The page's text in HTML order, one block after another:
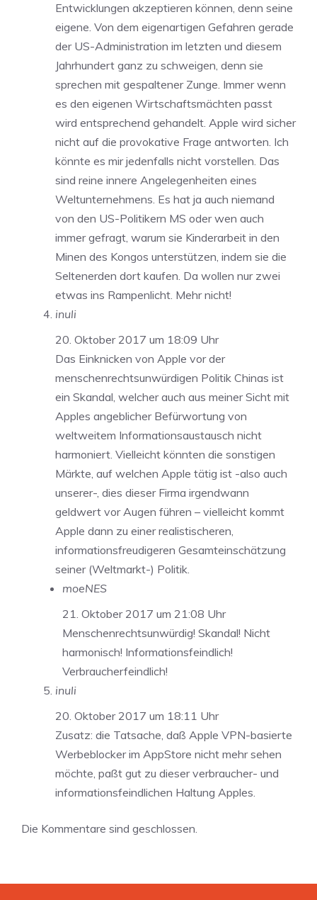
Entwicklungen akzeptieren können, denn seine
eigene. Von dem eigenartigen Gefahren gerade
der US-Administration im letzten und diesem
Jahrhundert ganz zu schweigen, denn sie
sprechen mit gespaltener Zunge. Immer wenn
es den eigenen Wirtschaftsmächten passt
wird entsprechend gehandelt. Apple wird sicher
nicht auf die provokative Frage antworten. Ich
könnte es mir jedenfalls nicht vorstellen. Das
sind reine innere Angelegenheiten eines
Weltunternehmens. Es hat ja auch niemand
von den US-Politikern MS oder wen auch
immer gefragt, warum sie Kinderarbeit in den
Minen des Kongos unterstützen, indem sie die
Seltenerden dort kaufen. Da wollen nur zwei
etwas ins Rampenlicht. Mehr nicht!
inuli
20. Oktober 2017 um 18:09 Uhr
Das Einknicken von Apple vor der
menschenrechtsunwürdigen Politik Chinas ist
ein Skandal, welcher auch aus meiner Sicht mit
Apples angeblicher Befürwortung von
weltweitem Informationsaustausch nicht
harmoniert. Vielleicht könnten die sonstigen
Märkte, auf welchen Apple tätig ist -also auch
unserer-, dies dieser Firma irgendwann
geldwert vor Augen führen – vielleicht kommt
Apple dann zu einer realistischeren,
informationsfreudigeren Gesamteinschätzung
seiner (Weltmarkt-) Politik.
moeNES
21. Oktober 2017 um 21:08 Uhr
Menschenrechtsunwürdig! Skandal! Nicht
harmonisch! Informationsfeindlich!
Verbraucherfeindlich!
inuli
20. Oktober 2017 um 18:11 Uhr
Zusatz: die Tatsache, daß Apple VPN-basierte
Werbeblocker im AppStore nicht mehr sehen
möchte, paßt gut zu dieser verbraucher- und
informationsfeindlichen Haltung Apples.
Die Kommentare sind geschlossen.